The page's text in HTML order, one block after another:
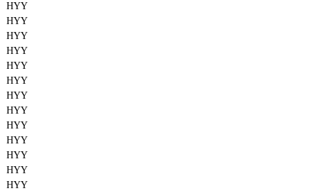
HYY
HYY
HYY
HYY
HYY
HYY
HYY
HYY
HYY
HYY
HYY
HYY
HYY